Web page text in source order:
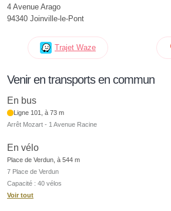
4 Avenue Arago
94340 Joinville-le-Pont
Trajet Waze
Venir en transports en commun
En bus
Ligne 101, à 73 m
Arrêt Mozart - 1 Avenue Racine
En vélo
Place de Verdun, à 544 m
7 Place de Verdun
Capacité : 40 vélos
Voir tout